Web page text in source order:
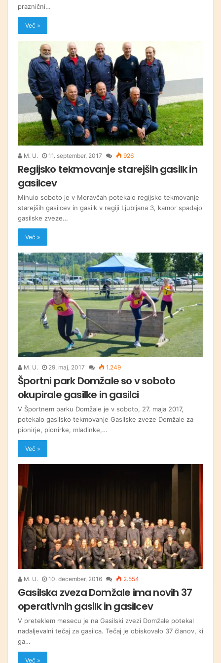
praznični…
Več »
M. U. 11. september, 2017 926
Regijsko tekmovanje starejših gasilk in
gasilcev
Minulo soboto je v Moravčah potekalo regijsko tekmovanje
starejših gasilcev in gasilk v regiji Ljubljana 3, kamor spadajo
gasilske zveze…
Več »
M. U. 29. maj, 2017 1.249
Športni park Domžale so v soboto
okupirale gasilke in gasilci
V Športnem parku Domžale je v soboto, 27. maja 2017,
potekalo gasilsko tekmovanje Gasilske zveze Domžale za
pionirje, pionirke, mladinke,…
Več »
M. U. 10. december, 2016 2.554
Gasilska zveza Domžale ima novih 37
operativnih gasilk in gasilcev
V preteklem mesecu je na Gasilski zvezi Domžale potekal
nadaljevalni tečaj za gasilca. Tečaj je obiskovalo 37 članov, ki
ga…
Več »